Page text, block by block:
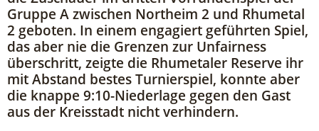
Gruppe A zwischen Northeim 2 und Rhumetal
2 geboten. In einem engagiert geführten Spiel,
das aber nie die Grenzen zur Unfairness
überschritt, zeigte die Rhumetaler Reserve ihr
mit Abstand bestes Turnierspiel, konnte aber
die knappe 9:10-Niederlage gegen den Gast
aus der Kreisstadt nicht verhindern.